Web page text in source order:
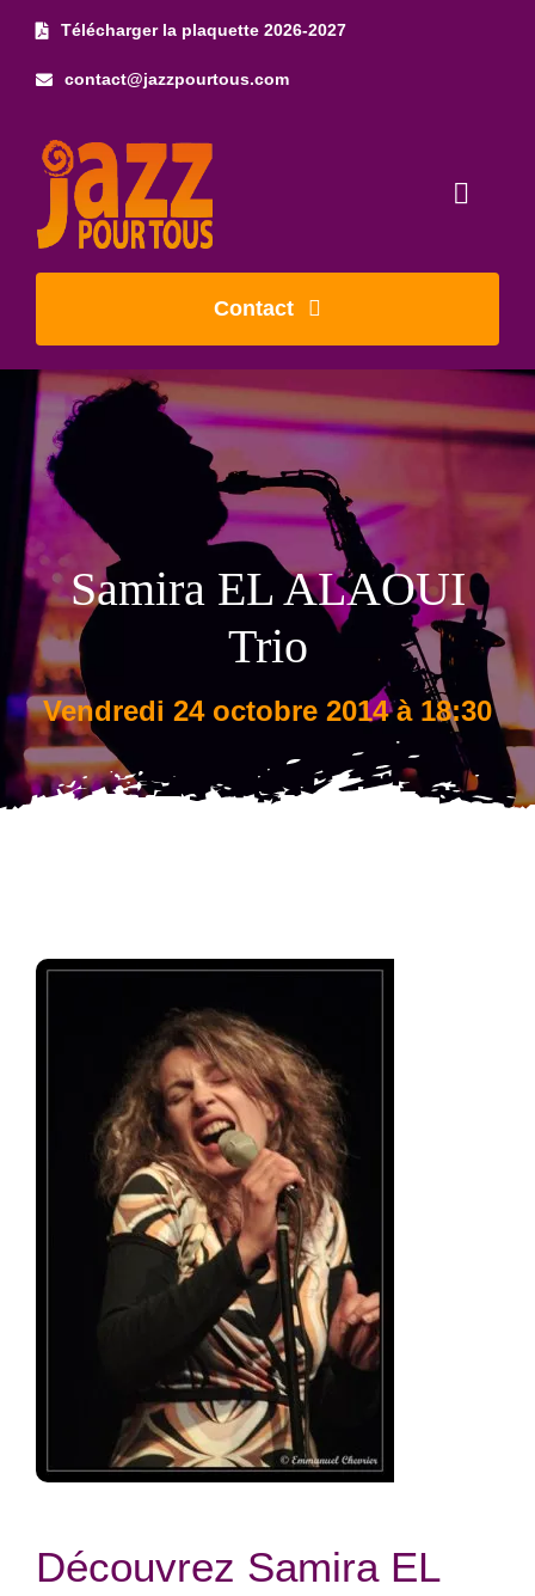
Skip
Télécharger la plaquette 2026-2027
contact@jazzpourtous.com
L’association
Les concerts
Photos
Tarifs
Contact
Samira EL ALAOUI
Trio
vendredi 24 octobre 2014 à 18:30
Découvrez Samira EL